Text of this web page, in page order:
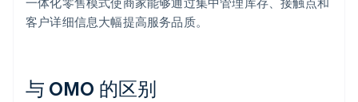
客户详细信息大幅提高服务品质。
与 OMO 的区别